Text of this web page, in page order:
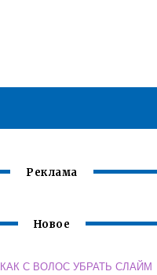
Реклама
Новое
КАК С ВОЛОС УБРАТЬ СЛАЙМ